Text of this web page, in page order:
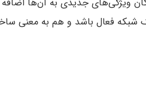
شبکه فعال باشد و هم به معنی